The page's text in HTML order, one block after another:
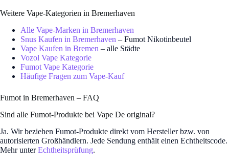
Weitere Vape-Kategorien in Bremerhaven
Alle Vape-Marken in Bremerhaven
Snus Kaufen in Bremerhaven – Fumot Nikotinbeutel
Vape Kaufen in Bremen – alle Städte
Vozol Vape Kategorie
Fumot Vape Kategorie
Häufige Fragen zum Vape-Kauf
Fumot in Bremerhaven – FAQ
Sind alle Fumot-Produkte bei Vape De original?
Ja. Wir beziehen Fumot-Produkte direkt vom Hersteller bzw. von
autorisierten Großhändlern. Jede Sendung enthält einen Echtheitscode.
Mehr unterEchtheitsprüfung.